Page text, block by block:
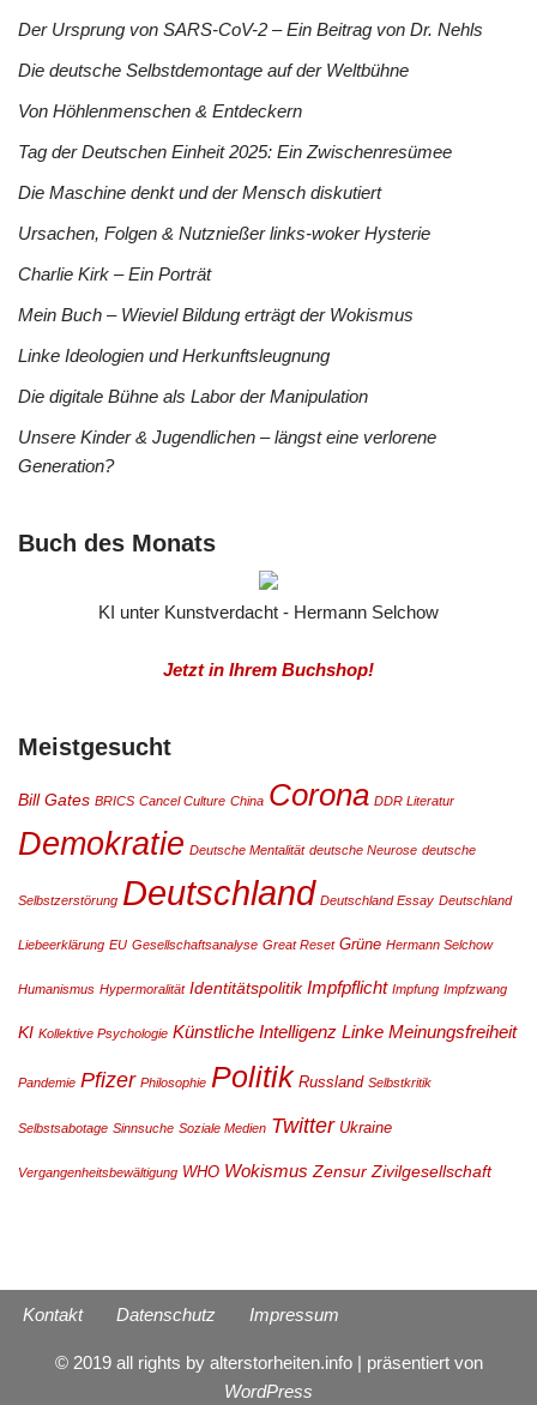
Der Ursprung von SARS-CoV-2 – Ein Beitrag von Dr. Nehls
Die deutsche Selbstdemontage auf der Weltbühne
Von Höhlenmenschen & Entdeckern
Tag der Deutschen Einheit 2025: Ein Zwischenresümee
Die Maschine denkt und der Mensch diskutiert
Ursachen, Folgen & Nutznießer links-woker Hysterie
Charlie Kirk – Ein Porträt
Mein Buch – Wieviel Bildung erträgt der Wokismus
Linke Ideologien und Herkunftsleugnung
Die digitale Bühne als Labor der Manipulation
Unsere Kinder & Jugendlichen – längst eine verlorene
Generation?
Buch des Monats
KI unter Kunstverdacht - Hermann Selchow
Jetzt in Ihrem Buchshop!
Meistgesucht
Bill Gates BRICS Cancel Culture China Corona DDR Literatur
Demokratie Deutsche Mentalität deutsche Neurose deutsche
Selbstzerstörung Deutschland Deutschland Essay Deutschland
Liebeerklärung EU Gesellschaftsanalyse Great Reset Grüne Hermann Selchow
Humanismus Hypermoralität Identitätspolitik Impfpflicht Impfung Impfzwang
KI Kollektive Psychologie Künstliche Intelligenz Linke Meinungsfreiheit
Pandemie Pfizer Philosophie Politik Russland Selbstkritik
Selbstsabotage Sinnsuche Soziale Medien Twitter Ukraine
Vergangenheitsbewältigung WHO Wokismus Zensur Zivilgesellschaft
Kontakt Datenschutz Impressum
© 2019 all rights by alterstorheiten.info | präsentiert von
WordPress